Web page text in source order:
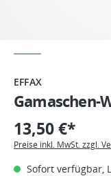
EFFAX
Gamaschen-
13,50 €*
Preise inkl. MwSt. zzgl.
Sofort verfügbar,